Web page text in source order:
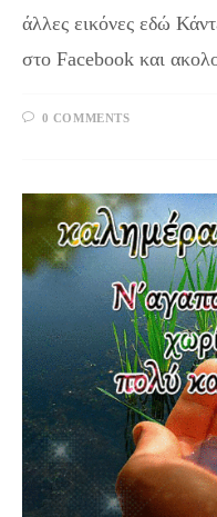
άλλες εικόνες εδώ
στο Facebook και
0 COMMENTS